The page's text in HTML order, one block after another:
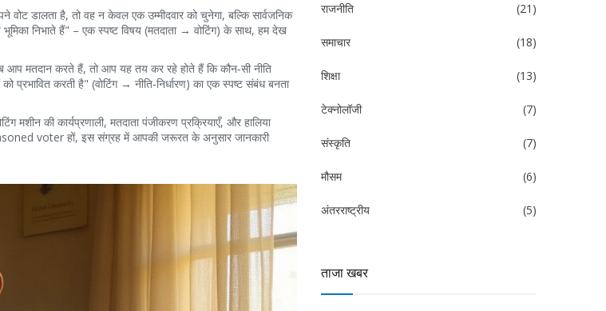
वोट डालता है, तो वह न केवल एक उम्मीदवार को चुनेगा, बल्कि सार्वजनिक
भूमिका निभाते हैं" – एक स्पष्ट विषय (मतदाता → वोटिंग) के साथ, हम देख
आप मतदान करते हैं, तो आप यह तय कर रहे होते हैं कि कौन‑सी नीति
प्रभावित करती है" (वोटिंग → नीति‑निर्धारण) का एक स्पष्ट संबंध बनता
मशीन की कार्यप्रणाली, मतदाता पंजीकरण प्रक्रियाएँ, और हालिया
voter हों, इस संग्रह में आपकी जरूरत के अनुसार जानकारी
राजनीति (21)
समाचार (18)
शिक्षा (13)
टेक्नोलॉजी (7)
संस्कृति (7)
मौसम (6)
अंतरराष्ट्रीय (5)
ताजा खबर